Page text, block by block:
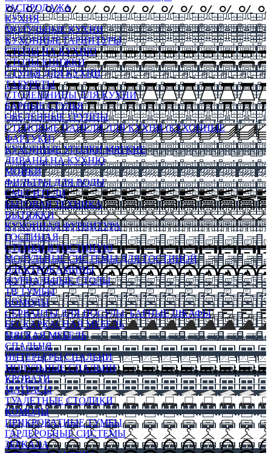
РАСПРОДАЖА
КУХНЯ
МОДУЛЬНЫЕ КУХНИ
КУХОННЫЕ ГАРНИТУРЫ
СТОЛЫ НА КУХНЮ
СТОЛЫ КНИЖКИ
СТУЛЬЯ ДЛЯ КУХНИ
ТАБУРЕТЫ
СТОЛЕШНИЦЫ ДЛЯ КУХНИ
БАРНЫЕ СТУЛЬЯ
ОБЕДЕННЫЕ ГРУППЫ
СТЕНОВЫЕ ПАНЕЛИ ДЛЯ КУХНИ (КУХОННЫЕ
ФАРТУКИ)
КУХОННЫЕ УГОЛКИ МЯГКИЕ
ДИВАНЫ НА КУХНЮ
МОЙКИ
ФИЛЬТРЫ ДЛЯ ВОДЫ
СМЕСИТЕЛИ
БЫТОВАЯ ТЕХНИКА
ВЫТЯЖКИ
КУХОННАЯ ФУРНИТУРА
ГОСТИНАЯ
СТЕНКИ В ГОСТИНУЮ
МОДУЛЬНЫЕ СИСТЕМЫ ДЛЯ ГОСТИНОЙ
ЭЛЕКТРОКАМИНЫ
ЖУРНАЛЬНЫЕ СТОЛЫ
ТВ ТУМБЫ
КОМОДЫ
СЕРВАНТЫ ДЛЯ ПОСУДЫ, БАРНЫЕ ШКАФЫ
БЕСКАРКАСНАЯ МЕБЕЛЬ
МЯГКАЯ МЕБЕЛЬ
СПАЛЬНЯ
ИНТЕРЬЕРЫ СПАЛЬНИ
МОДУЛЬНЫЕ СПАЛЬНИ
КРОВАТИ
МАТРАСЫ
ТУАЛЕТНЫЕ СТОЛИКИ
КОМОДЫ
ПРИКРОВАТНЫЕ ТУМБЫ
ГАРДЕРОБНЫЕ СИСТЕМЫ
ЗЕРКАЛА